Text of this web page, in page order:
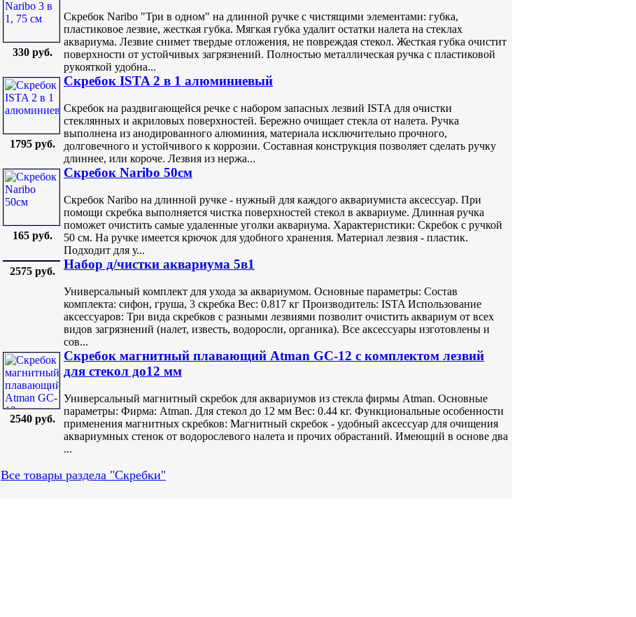
330 руб.
Скребок Naribo "Три в одном" на длинной ручке с чистящими элементами: губка,
пластиковое лезвие, жесткая губка. Мягкая губка удалит остатки налета на стеклах
аквариума. Лезвие снимет твердые отложения, не повреждая стекол. Жесткая губка очистит
поверхности от устойчивых загрязнений. Полностью металлическая ручка с пластиковой
рукояткой удобна...
1795 руб.
Скребок ISTA 2 в 1 алюминиевый
Скребок на раздвигающейся речке с набором запасных лезвий ISTA для очистки
стеклянных и акриловых поверхностей. Бережно очищает стекла от налета. Ручка
выполнена из анодированного алюминия, материала исключительно прочного,
долговечного и устойчивого к коррозии. Составная конструкция позволяет сделать ручку
длиннее, или короче. Лезвия из нержа...
165 руб.
Скребок Naribo 50см
Скребок Naribo на длинной ручке - нужный для каждого аквариумиста аксессуар. При
помощи скребка выполняется чистка поверхностей стекол в аквариуме. Длинная ручка
поможет очистить самые удаленные уголки аквариума. Характеристики: Скребок с ручкой
50 см. На ручке имеется крючок для удобного хранения. Материал лезвия - пластик.
Подходит для у...
2575 руб.
Набор д/чистки аквариума 5в1
Универсальный комплект для ухода за аквариумом. Основные параметры: Состав
комплекта: сифон, груша, 3 скребка Вес: 0.817 кг Производитель: ISTA Использование
аксессуаров: Три вида скребков с разными лезвиями позволит очистить аквариум от всех
видов загрязнений (налет, известь, водоросли, органика). Все аксессуары изготовлены и
сов...
2540 руб.
Скребок магнитный плавающий Atman GC-12 с комплектом лезвий
для стекол до12 мм
Универсальный магнитный скребок для аквариумов из стекла фирмы Atman. Основные
параметры: Фирма: Atman. Для стекол до 12 мм Вес: 0.44 кг. Функциональные особенности
применения магнитных скребков: Магнитный скребок - удобный аксессуар для очищения
аквариумных стенок от водорослевого налета и прочих обрастаний. Имеющий в основе два
...
Все товары раздела "Скребки"